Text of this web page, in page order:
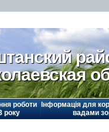
роботи
року
Інформація для
вадами